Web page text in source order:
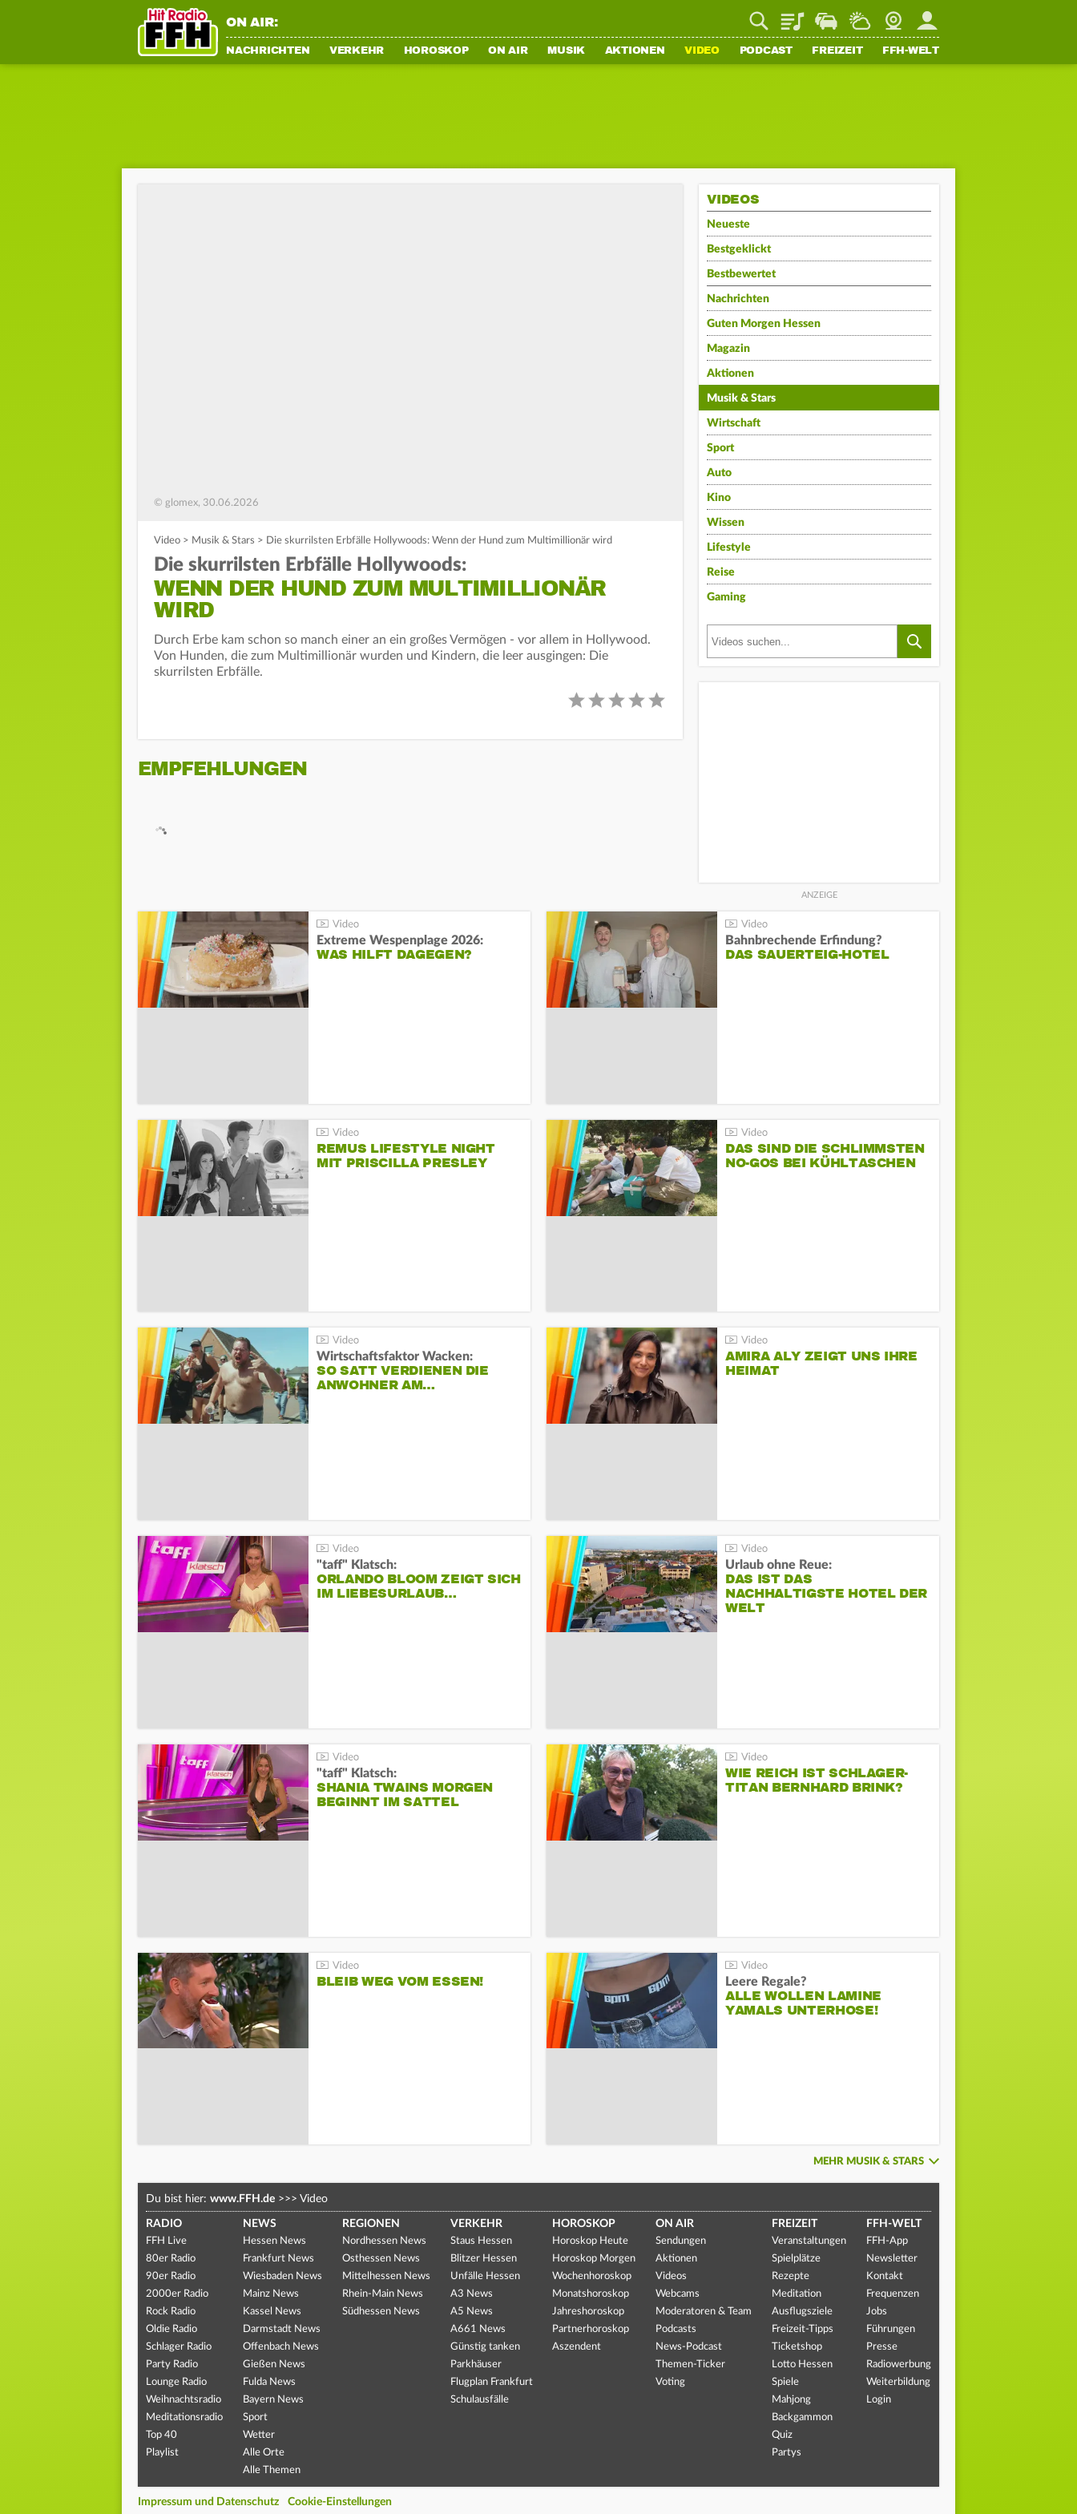
ON AIR: PlaylistStaupilotWetterWebcamMein FFH
NACHRICHTEN VERKEHR HOROSKOP ON AIR MUSIK AKTIONEN VIDEO PODCAST FREIZEIT FFH-WELT
© glomex, 30.06.2026
Video > Musik & Stars > Die skurrilsten Erbfälle Hollywoods: Wenn der Hund zum Multimillionär wird
Die skurrilsten Erbfälle Hollywoods:
WENN DER HUND ZUM MULTIMILLIONÄR
WIRD
Durch Erbe kam schon so manch einer an ein großes Vermögen - vor allem in Hollywood.
Von Hunden, die zum Multimillionär wurden und Kindern, die leer ausgingen: Die
skurrilsten Erbfälle.
EMPFEHLUNGEN
VIDEOS
Neueste
Bestgeklickt
Bestbewertet
Nachrichten
Guten Morgen Hessen
Magazin
Aktionen
Musik & Stars
Wirtschaft
Sport
Auto
Kino
Wissen
Lifestyle
Reise
Gaming
Extreme Wespenplage 2026:
WAS HILFT DAGEGEN?
Bahnbrechende Erfindung?
DAS SAUERTEIG-HOTEL
REMUS LIFESTYLE NIGHT
MIT PRISCILLA PRESLEY
DAS SIND DIE SCHLIMMSTEN
NO-GOS BEI KÜHLTASCHEN
Wirtschaftsfaktor Wacken:
SO SATT VERDIENEN DIE
ANWOHNER AM…
AMIRA ALY ZEIGT UNS IHRE
HEIMAT
"taff" Klatsch:
ORLANDO BLOOM ZEIGT SICH
IM LIEBESURLAUB…
Urlaub ohne Reue:
DAS IST DAS
NACHHALTIGSTE HOTEL DER
WELT
"taff" Klatsch:
SHANIA TWAINS MORGEN
BEGINNT IM SATTEL
WIE REICH IST SCHLAGER-
TITAN BERNHARD BRINK?
BLEIB WEG VOM ESSEN! Leere Regale?
ALLE WOLLEN LAMINE
YAMALS UNTERHOSE!
MEHR MUSIK & STARS
Du bist hier: www.FFH.de >>> Video
RADIO
FFH Live
80er Radio
90er Radio
2000er Radio
Rock Radio
Oldie Radio
Schlager Radio
Party Radio
Lounge Radio
Weihnachtsradio
Meditationsradio
Top 40
Playlist
NEWS
Hessen News
Frankfurt News
Wiesbaden News
Mainz News
Kassel News
Darmstadt News
Offenbach News
Gießen News
Fulda News
Bayern News
Sport
Wetter
Alle Orte
Alle Themen
REGIONEN
Nordhessen News
Osthessen News
Mittelhessen News
Rhein-Main News
Südhessen News
VERKEHR
Staus Hessen
Blitzer Hessen
Unfälle Hessen
A3 News
A5 News
A661 News
Günstig tanken
Parkhäuser
Flugplan Frankfurt
Schulausfälle
HOROSKOP
Horoskop Heute
Horoskop Morgen
Wochenhoroskop
Monatshoroskop
Jahreshoroskop
Partnerhoroskop
Aszendent
ON AIR
Sendungen
Aktionen
Videos
Webcams
Moderatoren & Team
Podcasts
News-Podcast
Themen-Ticker
Voting
FREIZEIT
Veranstaltungen
Spielplätze
Rezepte
Meditation
Ausflugsziele
Freizeit-Tipps
Ticketshop
Lotto Hessen
Spiele
Mahjong
Backgammon
Quiz
Partys
FFH-WELT
FFH-App
Newsletter
Kontakt
Frequenzen
Jobs
Führungen
Presse
Radiowerbung
Weiterbildung
Login
Impressum und Datenschutz Cookie-Einstellungen